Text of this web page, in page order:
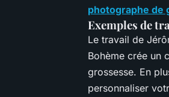
photographe de
Exemples de
Le travail de
Bohème crée un
grossesse. En
personnaliser